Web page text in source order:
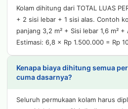
Kolam dihitung dari TOTAL LUAS
+ 2 sisi lebar + 1 sisi alas. Contoh
panjang 3,2 m² + Sisi lebar 1,6 m² +
Estimasi: 6,8 × Rp 1.500.000 = Rp
Kenapa biaya dihitung semua
cuma dasarnya?
Seluruh permukaan kolam harus